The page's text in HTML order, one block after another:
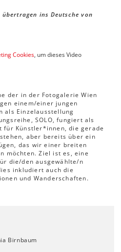
ins Deutsche von
Cookies, um dieses Video
der in der Fotogalerie Wien
einem/einer jungen
als Einzelausstellung
SOLO, fungiert als
für Künstler*innen, die gerade
aber bereits über ein
das wir einer breiten
möchten. Ziel ist es, eine
die/den ausgewählte/n
inkludiert auch die
und Wanderschaften.
Birnbaum